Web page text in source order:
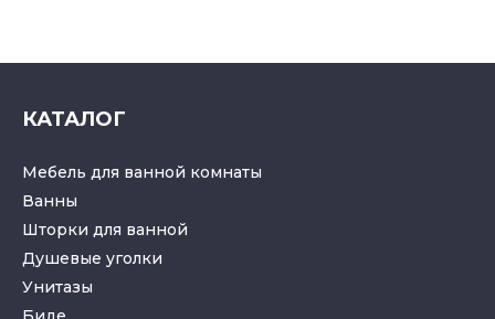
КАТАЛОГ
Мебель для ванной комнаты
Ванны
Шторки для ванной
Душевые уголки
Унитазы